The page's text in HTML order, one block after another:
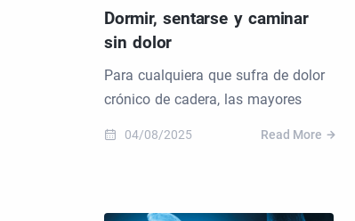
Dormir, sentarse y caminar
sin dolor
Para cualquiera que sufra de dolor
crónico de cadera, las mayores
04/08/2025 Read More